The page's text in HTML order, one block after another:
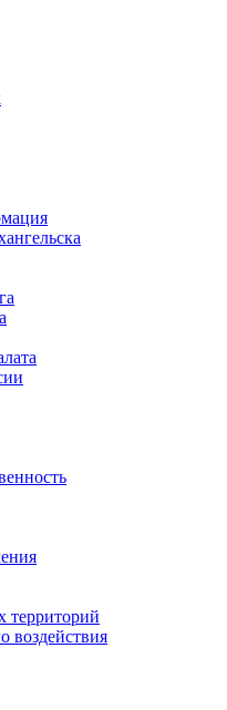
территорий
воздействия